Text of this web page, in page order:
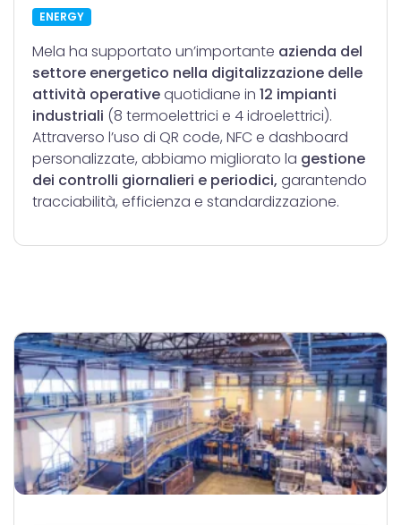
ENERGY
Mela ha supportato un’importante azienda del
settore energetico nella digitalizzazione delle
attività operativequotidiane in 12 impianti
industriali (8 termoelettrici e 4 idroelettrici).
Attraverso l’uso di QR code, NFC e dashboard
personalizzate, abbiamo migliorato la gestione
dei controlli giornalieri e periodici, garantendo
tracciabilità, efficienza e standardizzazione.